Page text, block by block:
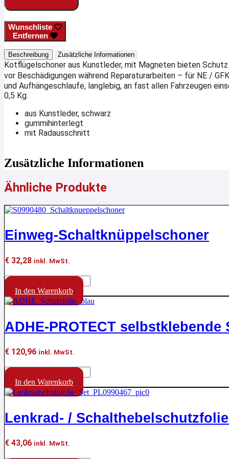
Magneten
Menge
Wunschliste
Entfernen
Beschreibung Zusätzliche Informationen
Kotflügelschoner aus Kunstleder, mit Magneten bieten
vor Beschädigungen während Reparaturarbeiten – für NE /
und Aufhängeschlaufe, langlebig, an fast allen Fahrzeugen
0,5 Kg.
aus Kunstleder, schwarz
gummihinterlegt
mit Radausschnitt
Zusätzliche Informationen
Ähnliche Produkte
Einweg-Schaltknüppelschoner
€ 32,28 inkl. MwSt.
Einweg-
Schaltknüppelschoner
Menge
In den Warenkorb
ADHE-PROTECT
€ 120,96 inkl. MwSt.
ADHE-
PROTECT
selbstklebende
Schutzfolie,
215
g/25
Menge
In den Warenkorb
Lenkrad- /
€ 43,06 inkl. MwSt.